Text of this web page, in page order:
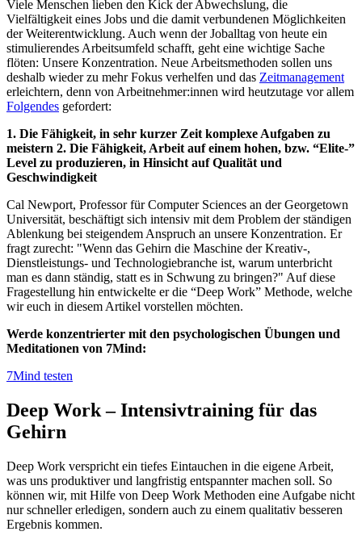
Viele Menschen lieben den Kick der Abwechslung, die
Vielfältigkeit eines Jobs und die damit verbundenen Möglichkeiten
der Weiterentwicklung. Auch wenn der Joballtag von heute ein
stimulierendes Arbeitsumfeld schafft, geht eine wichtige Sache
flöten: Unsere Konzentration. Neue Arbeitsmethoden sollen uns
deshalb wieder zu mehr Fokus verhelfen und das Zeitmanagement
erleichtern, denn von Arbeitnehmer:innen wird heutzutage vor allem
Folgendes gefordert:
1. Die Fähigkeit, in sehr kurzer Zeit komplexe Aufgaben zu
meistern 2. Die Fähigkeit, Arbeit auf einem hohen, bzw. “Elite-”
Level zu produzieren, in Hinsicht auf Qualität und
Geschwindigkeit
Cal Newport, Professor für Computer Sciences an der Georgetown
Universität, beschäftigt sich intensiv mit dem Problem der ständigen
Ablenkung bei steigendem Anspruch an unsere Konzentration. Er
fragt zurecht: "Wenn das Gehirn die Maschine der Kreativ-,
Dienstleistungs- und Technologiebranche ist, warum unterbricht
man es dann ständig, statt es in Schwung zu bringen?" Auf diese
Fragestellung hin entwickelte er die “Deep Work” Methode, welche
wir euch in diesem Artikel vorstellen möchten.
Werde konzentrierter mit den psychologischen Übungen und
Meditationen von 7Mind:
7Mind testen
Deep Work – Intensivtraining für das
Gehirn
Deep Work verspricht ein tiefes Eintauchen in die eigene Arbeit,
was uns produktiver und langfristig entspannter machen soll. So
können wir, mit Hilfe von Deep Work Methoden eine Aufgabe nicht
nur schneller erledigen, sondern auch zu einem qualitativ besseren
Ergebnis kommen.